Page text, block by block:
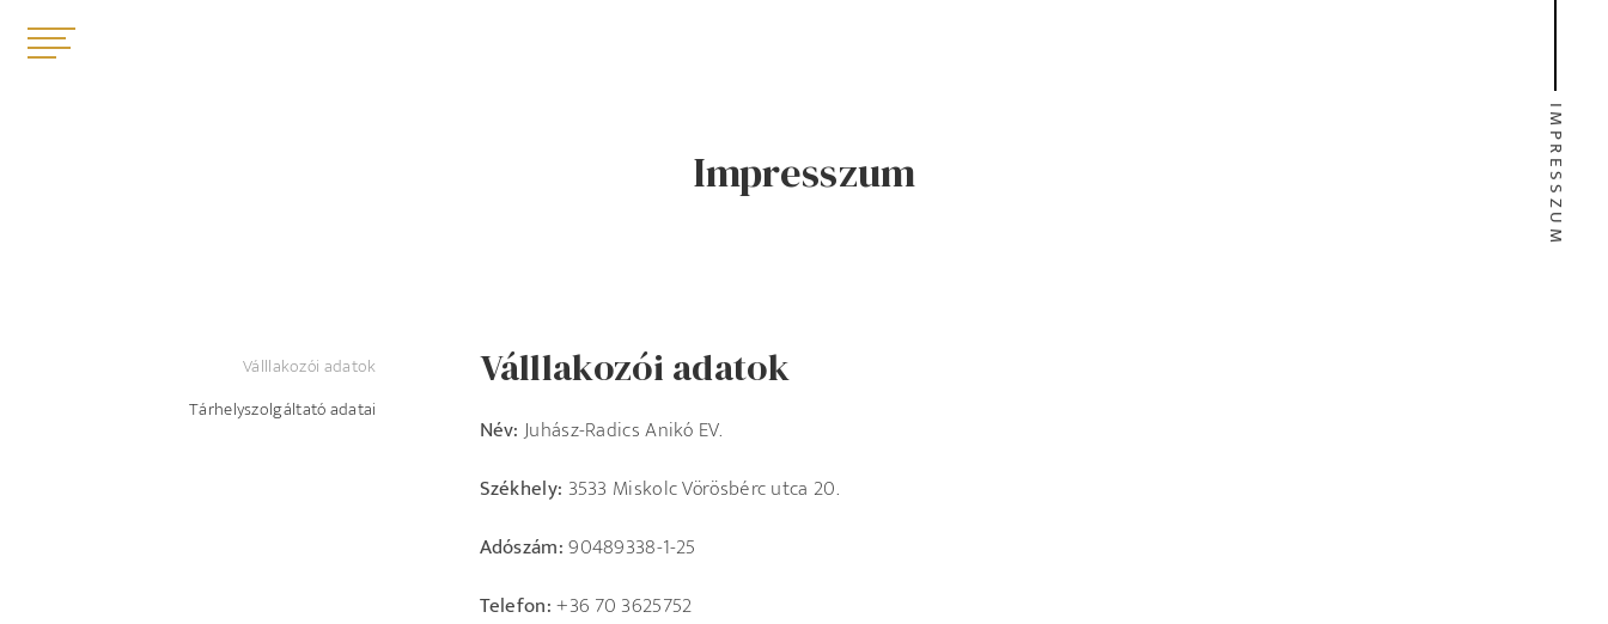
IMPRESSZUM
Impresszum
Válllakozói adatok
Tárhelyszolgáltató adatai
Válllakozói adatok
Név:Juhász-Radics Anikó EV.
Székhely: 3533 Miskolc Vörösbérc utca 20.
Adószám:90489338-1-25
Telefon:+36 70 3625752